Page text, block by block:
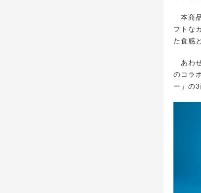
本商
フトな
た食感
あわ
のコラ
ー」の